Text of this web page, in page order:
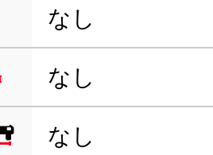
なし
なし
なし